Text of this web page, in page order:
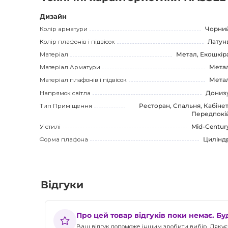
Придбавши цей світильник від HASSEL, ви отримуєте
співвідношення ціни і якості. Ви можете придбати
найкращою ціною і з доставкою по всій Україні.
Не пропустіть шанс придбати цей прекрасний
HASSEL Реечний світильник - ваш надійний і стильний
Дизайн
Колір арматури
Колір плафонів і підвісок
Матеріал
Метал,
Матеріал Арматури
Матеріал плафонів і підвісок
Напрямок світла
Тип Приміщення
Ресторан, Спальня,
У стилі
Mid-
Форма плафона
Відгуки
Про цей товар відгуків поки немає.
Ваш відгук допоможе іншим зробити вибір.